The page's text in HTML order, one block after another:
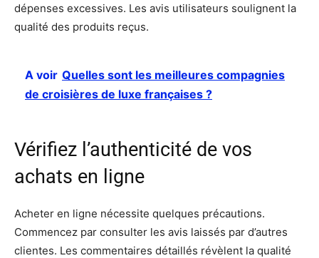
dépenses excessives. Les avis utilisateurs soulignent la
qualité des produits reçus.
A voir Quelles sont les meilleures compagnies
de croisières de luxe françaises ?
Vérifiez l’authenticité de vos
achats en ligne
Acheter en ligne nécessite quelques précautions.
Commencez par consulter les avis laissés par d’autres
clientes. Les commentaires détaillés révèlent la qualité